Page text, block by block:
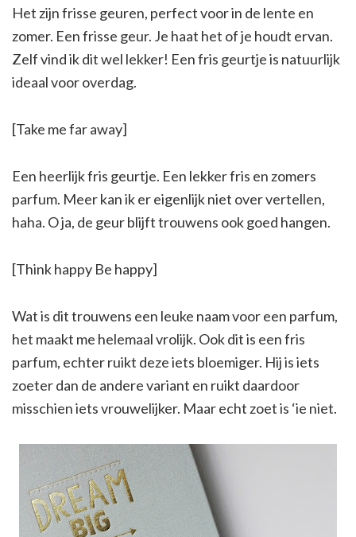
Het zijn frisse geuren, perfect voor in de lente en
zomer. Een frisse geur. Je haat het of je houdt ervan.
Zelf vind ik dit wel lekker! Een fris geurtje is natuurlijk
ideaal voor overdag.
[Take me far away]
Een heerlijk fris geurtje. Een lekker fris en zomers
parfum. Meer kan ik er eigenlijk niet over vertellen,
haha. O ja, de geur blijft trouwens ook goed hangen.
[Think happy Be happy]
Wat is dit trouwens een leuke naam voor een parfum,
het maakt me helemaal vrolijk. Ook dit is een fris
parfum, echter ruikt deze iets bloemiger. Hij is iets
zoeter dan de andere variant en ruikt daardoor
misschien iets vrouwelijker. Maar echt zoet is ‘ie niet.